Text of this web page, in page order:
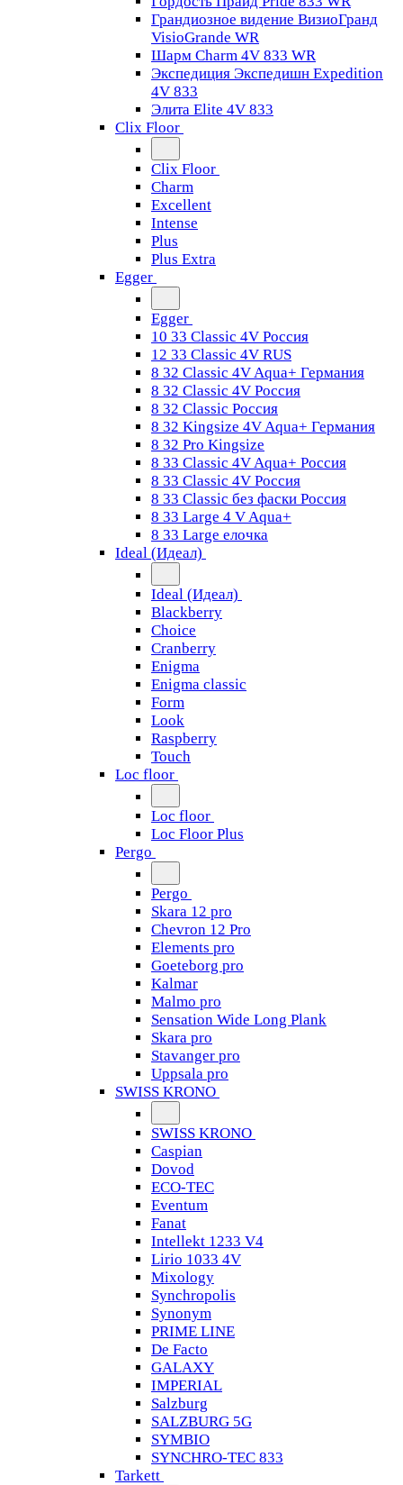
Грандиозное видение ВизиоГранд
VisioGrande WR
Шарм Charm 4V 833 WR
Экспедиция Экспедишн Expedition
4V 833
Элита Elite 4V 833
Clix Floor
Clix Floor
Charm
Excellent
Intense
Plus
Plus Extra
Egger
Egger
10 33 Classic 4V Россия
12 33 Classic 4V RUS
8 32 Classic 4V Aqua+ Германия
8 32 Classic 4V Россия
8 32 Classic Россия
8 32 Kingsize 4V Aqua+ Германия
8 32 Pro Kingsize
8 33 Classic 4V Aqua+ Россия
8 33 Classic 4V Россия
8 33 Classic без фаски Россия
8 33 Large 4 V Aqua+
8 33 Large елочка
Ideal (Идеал)
Ideal (Идеал)
Blackberry
Choice
Cranberry
Enigma
Enigma classic
Form
Look
Raspberry
Touch
Loc floor
Loc floor
Loc Floor Plus
Pergo
Pergo
Skara 12 pro
Chevron 12 Pro
Elements pro
Goeteborg pro
Kalmar
Malmo pro
Sensation Wide Long Plank
Skara pro
Stavanger pro
Uppsala pro
SWISS KRONO
SWISS KRONO
Caspian
Dovod
ECO-TEC
Eventum
Fanat
Intellekt 1233 V4
Lirio 1033 4V
Mixology
Synchropolis
Synonym
PRIME LINE
De Facto
GALAXY
IMPERIAL
Salzburg
SALZBURG 5G
SYMBIO
SYNCHRO-TEC 833
Tarkett